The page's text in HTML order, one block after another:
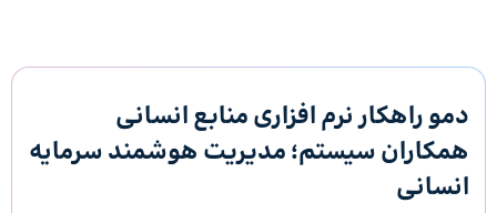
دمو راهکار نرم افزاری منابع انسانی
همکاران سیستم؛ مدیریت هوشمند سرمایه
انسانی